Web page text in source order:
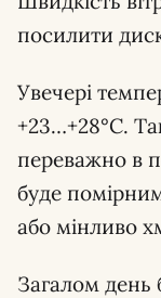
посилити
Увечері
+23…+28°С.
переважно в
буде
або мінливо
Загалом день